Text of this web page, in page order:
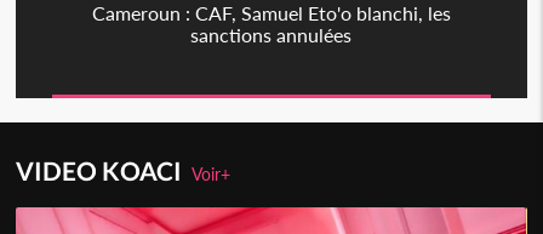
Cameroun : CAF, Samuel Eto'o blanchi, les
sanctions annulées
VIDEO KOACIVoir+